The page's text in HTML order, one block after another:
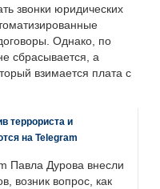
звонки юридических
Однако, по
сбрасывается, а
взимается плата с
террориста и
на Telegram
Павла Дурова внесли
возник вопрос, как